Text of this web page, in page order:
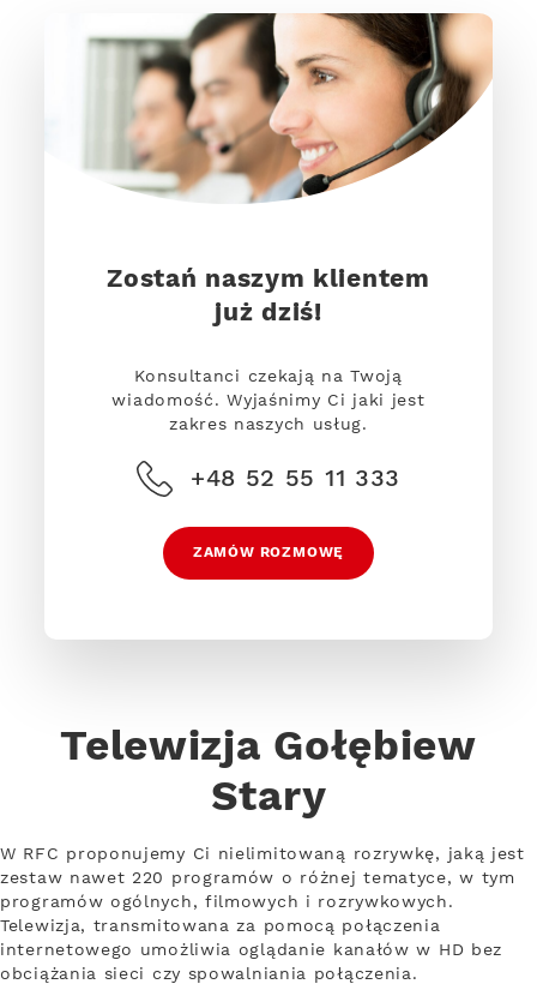
Zostań naszym klientem
już dziś!
Konsultanci czekają na Twoją
wiadomość. Wyjaśnimy Ci jaki jest
zakres naszych usług.
+48 52 55 11 333
ZAMÓW ROZMOWĘ
Telewizja Gołębiew
Stary
W RFC proponujemy Ci nielimitowaną rozrywkę, jaką jest
zestaw nawet 220 programów o różnej tematyce, w tym
programów ogólnych, filmowych i rozrywkowych.
Telewizja, transmitowana za pomocą połączenia
internetowego umożliwia oglądanie kanałów w HD bez
obciążania sieci czy spowalniania połączenia.